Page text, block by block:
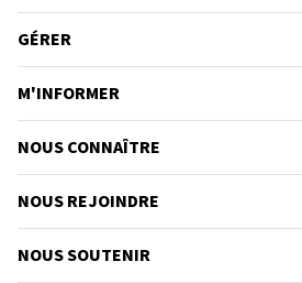
GÉRER
M'INFORMER
NOUS CONNAÎTRE
NOUS REJOINDRE
NOUS SOUTENIR